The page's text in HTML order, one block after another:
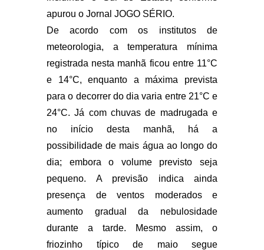
apurou o Jornal JOGO SÉRIO.
De acordo com os institutos de
meteorologia, a temperatura mínima
registrada nesta manhã ficou entre 11°C
e 14°C, enquanto a máxima prevista
para o decorrer do dia varia entre 21°C e
24°C. Já com chuvas de madrugada e
no início desta manhã, há a
possibilidade de mais água ao longo do
dia; embora o volume previsto seja
pequeno. A previsão indica ainda
presença de ventos moderados e
aumento gradual da nebulosidade
durante a tarde. Mesmo assim, o
friozinho típico de maio segue